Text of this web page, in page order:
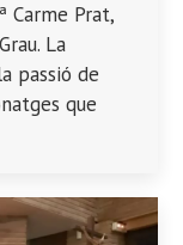
Carme Prat,
La
passió de
que